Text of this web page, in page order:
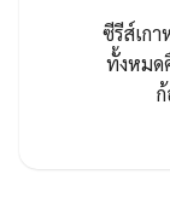
ซีรีส์เก
ทั้งหมด